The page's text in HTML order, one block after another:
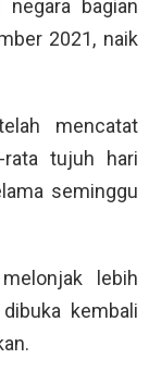
bagian
2021, naik
mencatat
tujuh hari
seminggu
lebih
kembali